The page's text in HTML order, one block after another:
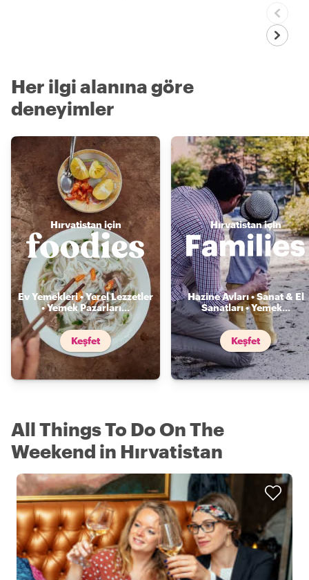
Her ilgi alanına göre
deneyimler
Hırvatistan için
Ev Yemekleri • Yerel Lezzetler
• Yemek Pazarları...
Keşfet
Hırvatistan için
Hazine Avları • Sanat & El
Sanatları • Yemek...
Keşfet
All Things To Do On The
Weekend in Hırvatistan